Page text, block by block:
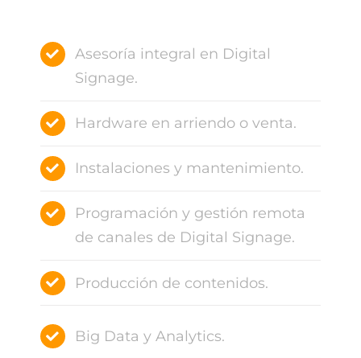
Asesoría integral en Digital
Signage.
Hardware en arriendo o venta.
Instalaciones y mantenimiento.
Programación y gestión remota
de canales de Digital Signage.
Producción de contenidos.
Big Data y Analytics.